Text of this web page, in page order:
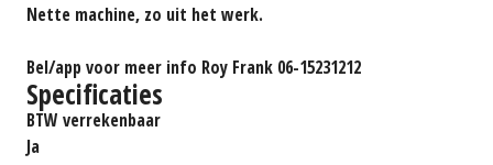
Nette machine, zo uit het werk.
Bel/app voor meer info Roy Frank 06-15231212
Specificaties
BTW verrekenbaar
Ja